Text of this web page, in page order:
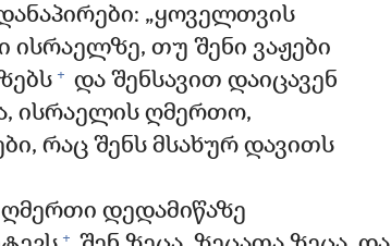
„ყოველთვის
ისრაელზე, თუ შენი ვაჟები
+ და შენსავით დაიცავენ
ისრაელის ღმერთო,
რაც შენს მსახურ დავითს
დედამიწაზე
+